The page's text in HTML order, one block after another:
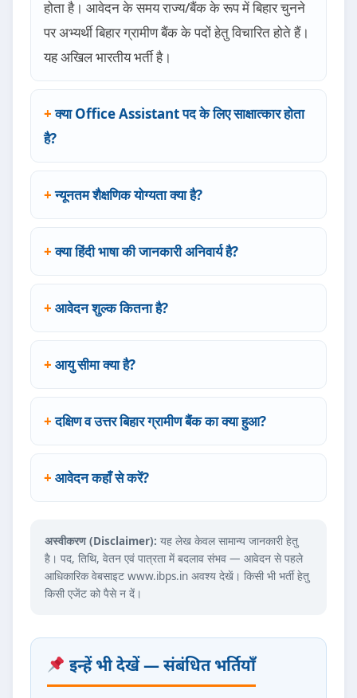
होता है। आवेदन के समय राज्य/बैंक के रूप में बिहार चुनने
पर अभ्यर्थी बिहार ग्रामीण बैंक के पदों हेतु विचारित होते हैं।
यह अखिल भारतीय भर्ती है।
क्या Office Assistant पद के लिए साक्षात्कार होता
है?
न्यूनतम शैक्षणिक योग्यता क्या है?
क्या हिंदी भाषा की जानकारी अनिवार्य है?
आवेदन शुल्क कितना है?
आयु सीमा क्या है?
दक्षिण व उत्तर बिहार ग्रामीण बैंक का क्या हुआ?
आवेदन कहाँ से करें?
अस्वीकरण (Disclaimer): यह लेख केवल सामान्य जानकारी हेतु
है। पद, तिथि, वेतन एवं पात्रता में बदलाव संभव — आवेदन से पहले
आधिकारिक वेबसाइट www.ibps.in अवश्य देखें। किसी भी भर्ती हेतु
किसी एजेंट को पैसे न दें।
इन्हें भी देखें — संबंधित भर्तियाँ